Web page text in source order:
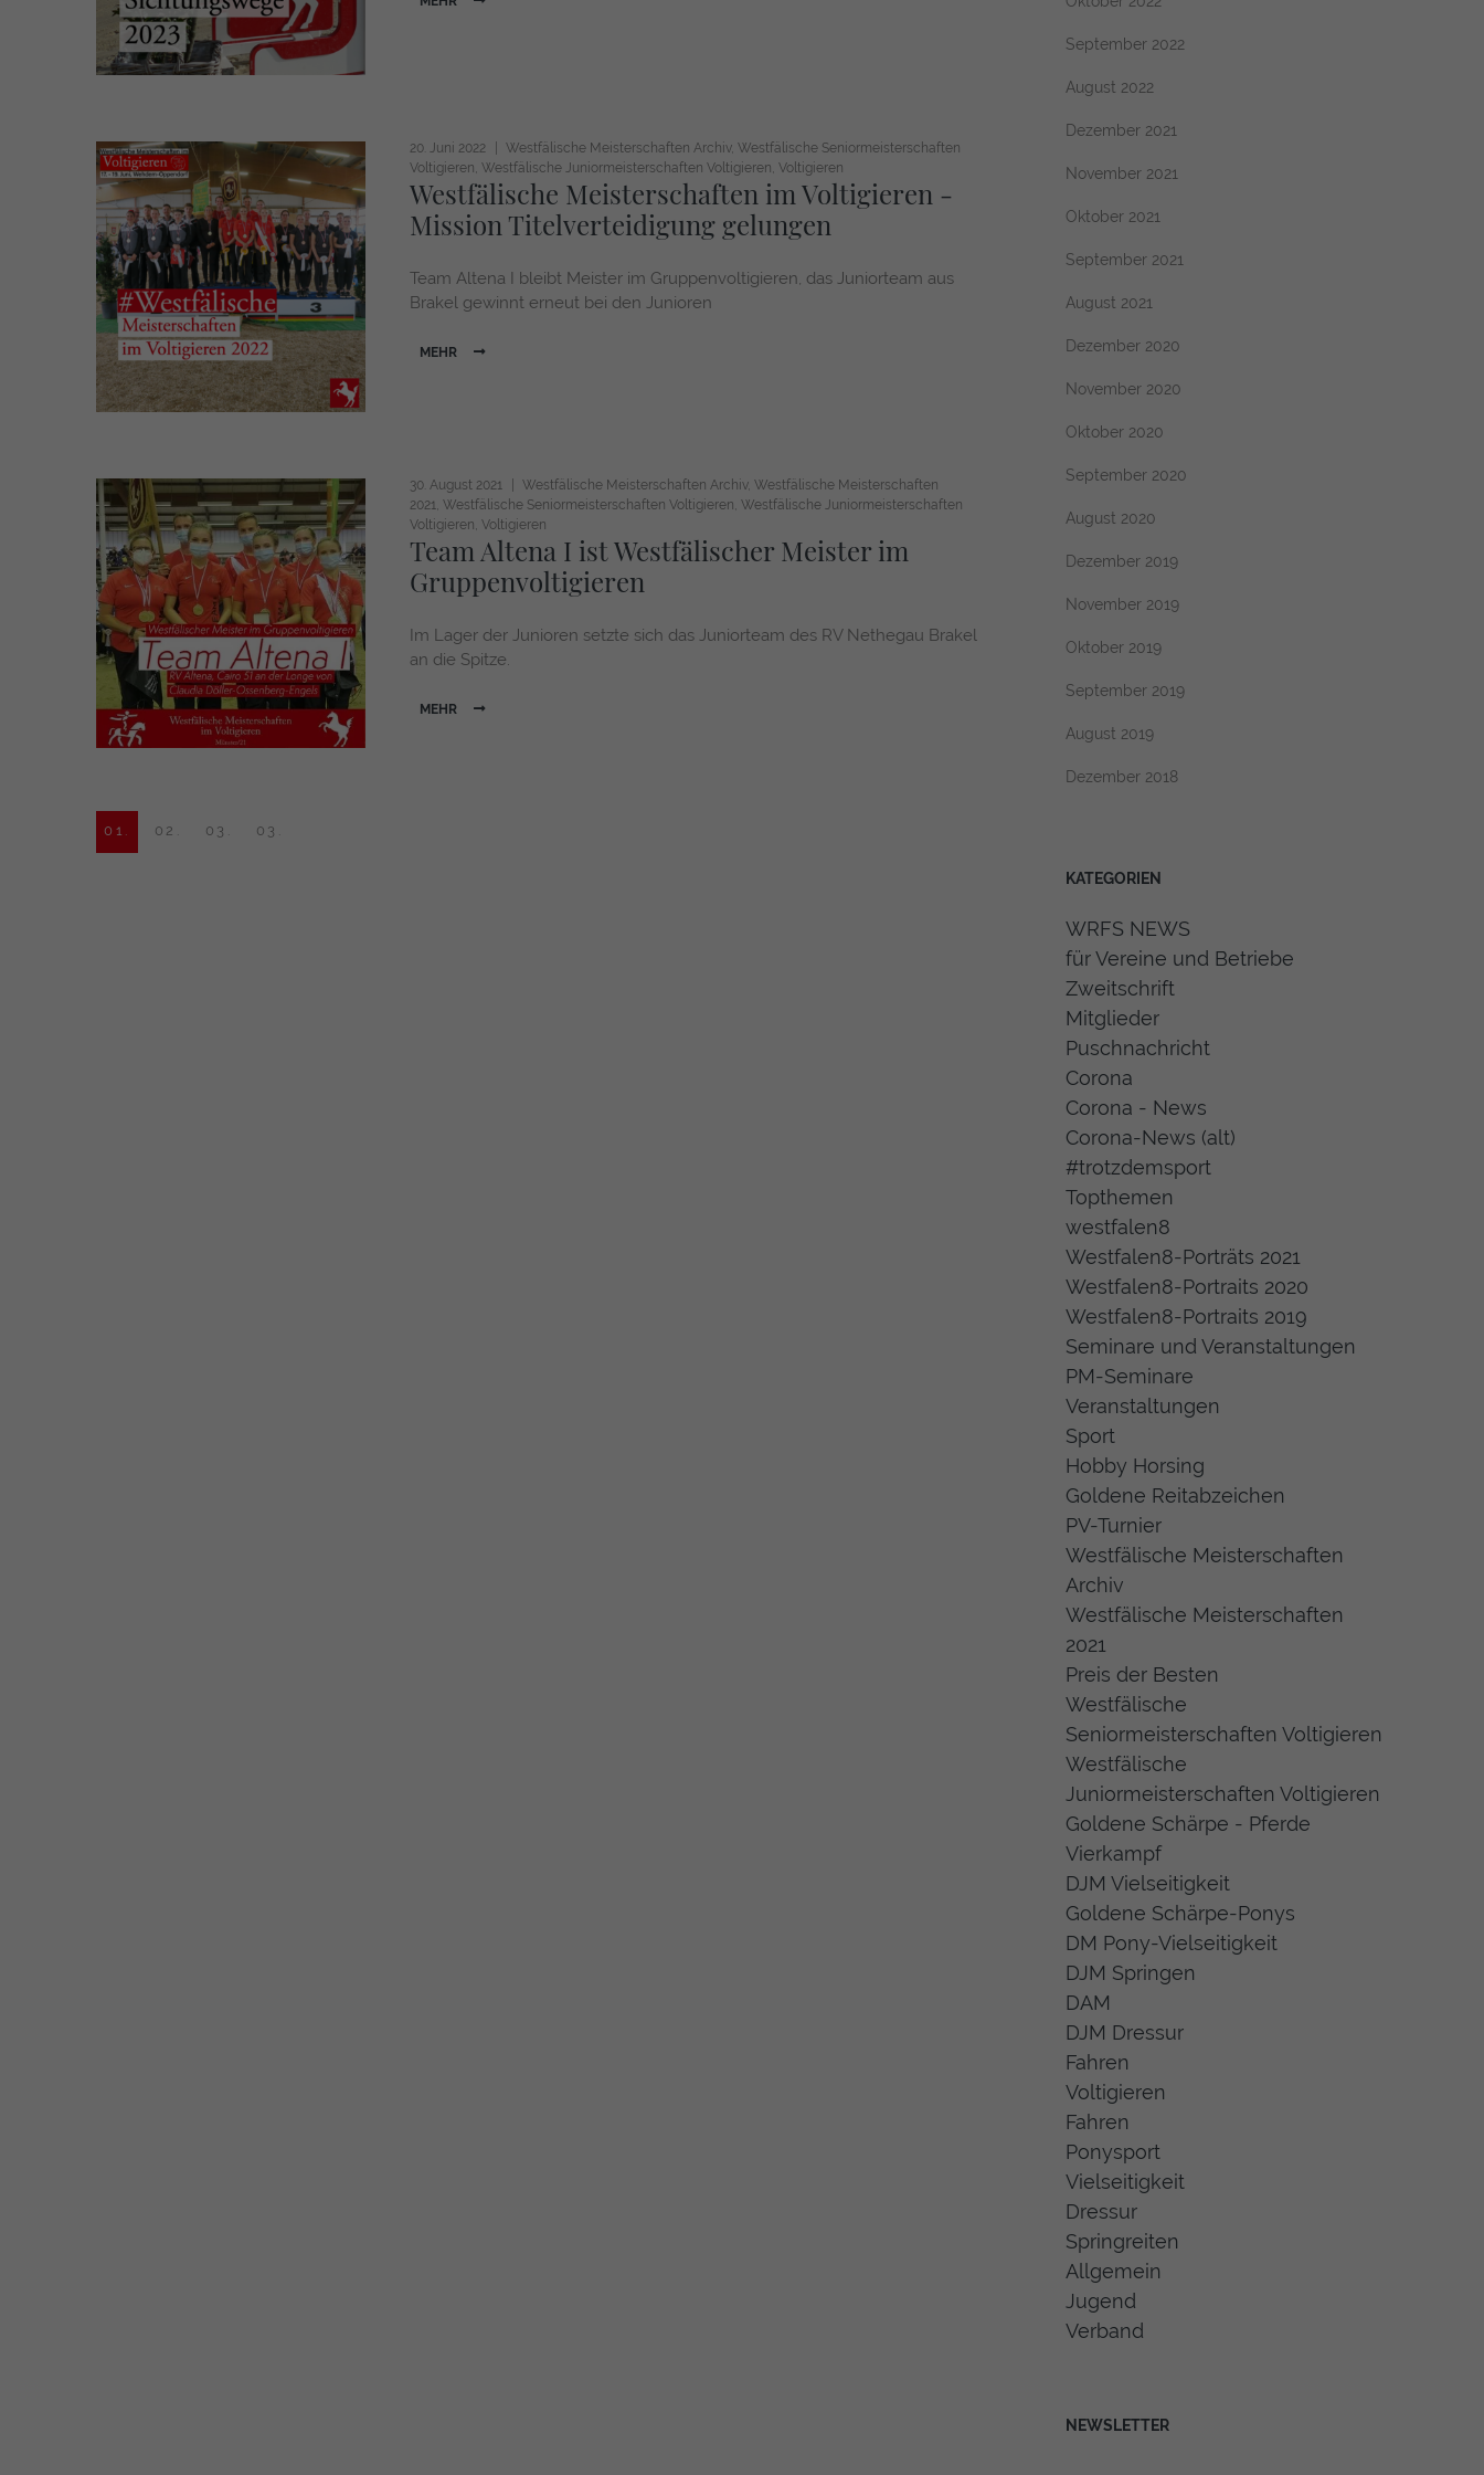
September 2022
August 2022
Dezember 2021
November 2021
Oktober 2021
September 2021
August 2021
Dezember 2020
November 2020
Oktober 2020
September 2020
August 2020
Dezember 2019
November 2019
Oktober 2019
September 2019
August 2019
Dezember 2018
KATEGORIEN
WRFS NEWS
für Vereine und Betriebe
Zweitschrift
Mitglieder
Puschnachricht
Corona
Corona - News
Corona-News (alt)
#trotzdemsport
Topthemen
westfalen8
Westfalen8-Porträts 2021
Westfalen8-Portraits 2020
Westfalen8-Portraits 2019
Seminare und Veranstaltungen
PM-Seminare
Veranstaltungen
Sport
Hobby Horsing
Goldene Reitabzeichen
PV-Turnier
Westfälische Meisterschaften
Archiv
Westfälische Meisterschaften
2021
Preis der Besten
Westfälische
Seniormeisterschaften Voltigieren
Westfälische
Juniormeisterschaften Voltigieren
Goldene Schärpe - Pferde
Vierkampf
DJM Vielseitigkeit
Goldene Schärpe-Ponys
DM Pony-Vielseitigkeit
DJM Springen
DAM
DJM Dressur
Fahren
Voltigieren
Fahren
Ponysport
Vielseitigkeit
Dressur
Springreiten
Allgemein
Jugend
Verband
NEWSLETTER
20. Juni 2022 Westfälische Meisterschaften Archiv Westfälische Seniormeisterschaften
Voltigieren Westfälische Juniormeisterschaften Voltigieren Voltigieren
Westfälische Meisterschaften im Voltigieren -
Mission Titelverteidigung gelungen
Team Altena I bleibt Meister im Gruppenvoltigieren, das Juniorteam aus
Brakel gewinnt erneut bei den Junioren
MEHR
30. August 2021 Westfälische Meisterschaften Archiv Westfälische Meisterschaften
2021 Westfälische Seniormeisterschaften Voltigieren Westfälische Juniormeisterschaften
Voltigieren Voltigieren
Team Altena I ist Westfälischer Meister im
Gruppenvoltigieren
Im Lager der Junioren setzte sich das Juniorteam des RV Nethegau Brakel
an die Spitze.
MEHR
01. 02. 03. 03.